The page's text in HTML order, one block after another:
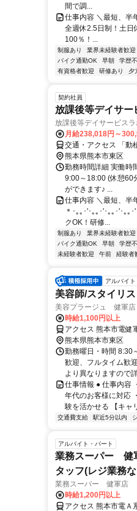
間で調...
仕事内容 ＼最短、半
全週休2.5日制！土日
100％！...
制服あり 業界未経験者歓迎
バイク通勤OK
早朝 学歴
有資格者歓迎
研修あり 夕
契約社員
放課後等デイサー
放課後等デイサービス
月給238,018円～
交通・アクセス 「動
熊本県熊本市東区
勤務時間詳細 実働時
9:00～18:00 (休憩60
ができます♪ ...
仕事内容 ＼最短、半
＊･｡｡･'･｡｡･'･｡｡･'･｡
クOK！研修...
制服あり 業界未経験者歓迎
バイク通勤OK
早朝 学歴
未経験者歓迎
午前 経験者
アルバイト
美容師/スタイリス
美容プラージュ 健軍店
時給1,100円以上
アクセス 熊本市電健
熊本県熊本市東区
勤務曜日・時間
歓迎、フルタイム歓
より異なりますので
仕事情報 ● 仕事内容
年代のお客様に対応
験を活かせる 【キャ
交通費支給 駅近5分以内
アルバイト・パート
業務スーパー 健
タッフ(レジ業務
業務スーパー 健軍店
時給1,200円以上
アクセス 熊本市電Ａ